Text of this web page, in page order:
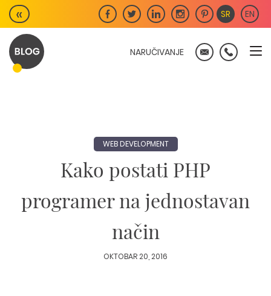
Skip
to
content
« SR EN
NARUČIVANJE
WEB DEVELOPMENT
Kako postati PHP
programer na jednostavan
način
OKTOBAR 20, 2016